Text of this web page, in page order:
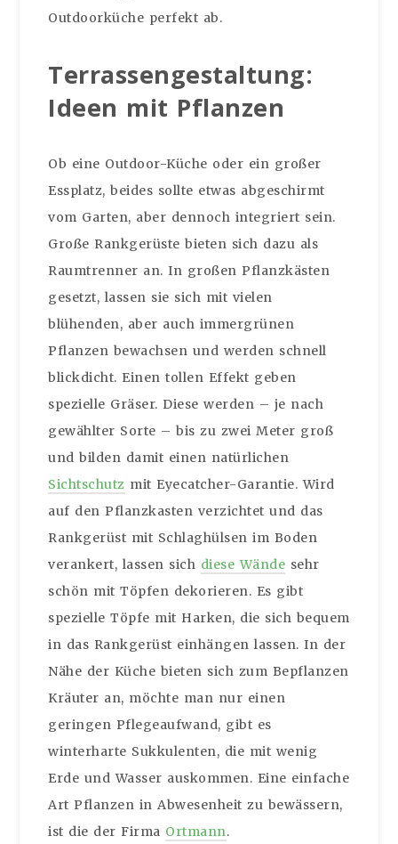
Outdoorküche perfekt ab.
Terrassengestaltung:
Ideen mit Pflanzen
Ob eine Outdoor-Küche oder ein großer
Essplatz, beides sollte etwas abgeschirmt
vom Garten, aber dennoch integriert sein.
Große Rankgerüste bieten sich dazu als
Raumtrenner an. In großen Pflanzkästen
gesetzt, lassen sie sich mit vielen
blühenden, aber auch immergrünen
Pflanzen bewachsen und werden schnell
blickdicht. Einen tollen Effekt geben
spezielle Gräser. Diese werden – je nach
gewählter Sorte – bis zu zwei Meter groß
und bilden damit einen natürlichen
Sichtschutz mit Eyecatcher-Garantie. Wird
auf den Pflanzkasten verzichtet und das
Rankgerüst mit Schlaghülsen im Boden
verankert, lassen sich diese Wände sehr
schön mit Töpfen dekorieren. Es gibt
spezielle Töpfe mit Harken, die sich bequem
in das Rankgerüst einhängen lassen. In der
Nähe der Küche bieten sich zum Bepflanzen
Kräuter an, möchte man nur einen
geringen Pflegeaufwand, gibt es
winterharte Sukkulenten, die mit wenig
Erde und Wasser auskommen. Eine einfache
Art Pflanzen in Abwesenheit zu bewässern,
ist die der Firma Ortmann.